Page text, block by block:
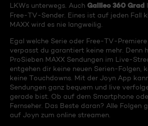
LKWs unterwegs. Auch Galileo 360 Grad
Free-TV-Sender. Eines ist auf jeden Fall
MAXX wird es nie langweilig.
Egal welche Serie oder Free-TV-
verpasst du garantiert keine mehr. Denn
ProSieben MAXX Sendungen im Live-
entgehen dir keine neuen Serien-Folgen,
keine Touchdowns. Mit der Joyn App
Sendungen ganz bequem und live
gerade bist. Ob auf dem Smartphone
Fernseher. Das Beste daran? Alle Folgen
auf Joyn zum online streamen.